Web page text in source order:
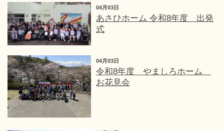
04月03日
あさひホーム 令和8年度 出発
式
04月03日
令和8年度 やましろホーム
お花見会